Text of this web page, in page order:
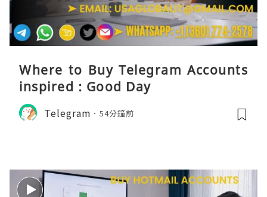
Where to Buy Telegram Accounts
inspired : Good Day
Telegram 54分鐘前